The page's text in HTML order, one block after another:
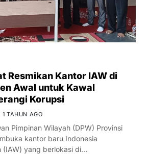
Resmikan Kantor IAW di
Awal untuk Kawal
Korupsi
1 TAHUN AGO
Pimpinan Wilayah (DPW) Provinsi
kantor baru Indonesia
(IAW) yang berlokasi di…